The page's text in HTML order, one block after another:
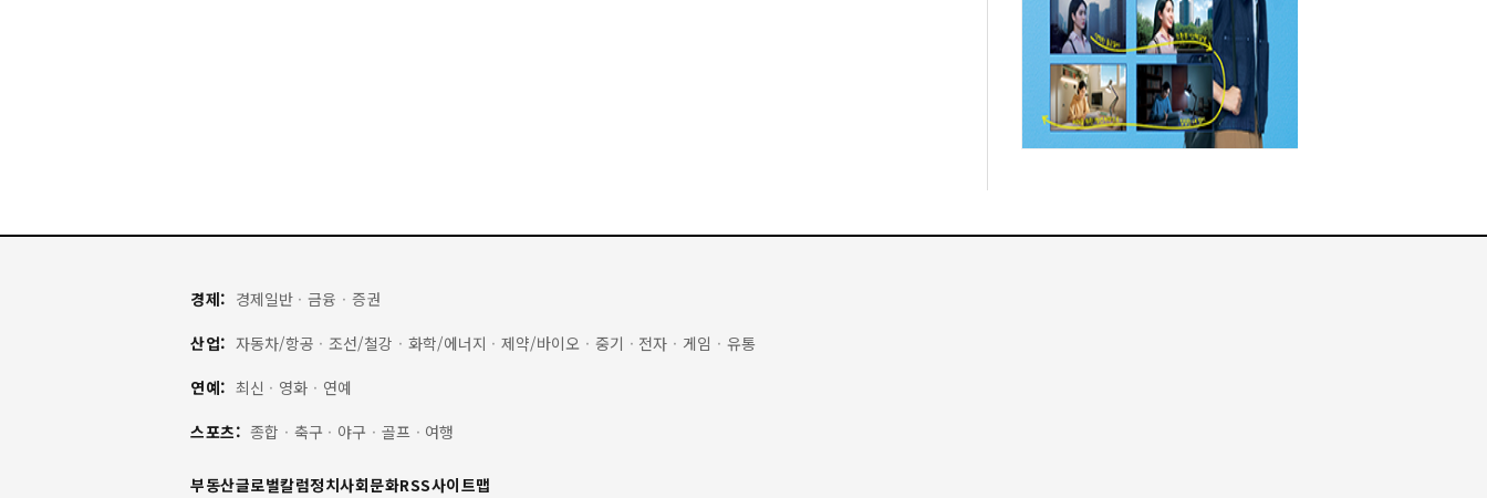
경제: 경제일반 · 금융 · 증권
산업: 자동차/항공 · 조선/철강 · 화학/에너지 · 제약/바이오 · 중기 · 전자 · 게임 · 유통
연예: 최신 · 영화 · 연예
스포츠: 종합 · 축구 · 야구 · 골프 · 여행
부동산글로벌칼럼정치사회문화RSS사이트맵